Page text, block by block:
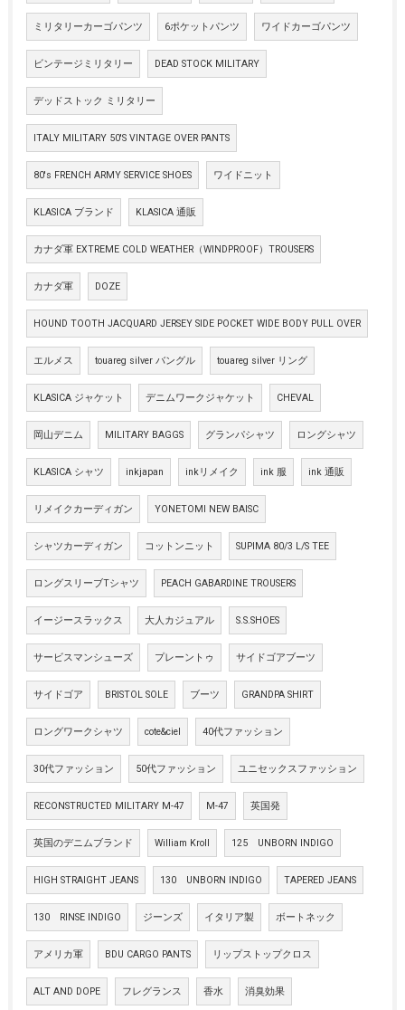
ミリタリーカーゴパンツ 6ポケットパンツ ワイドカーゴパンツ
ビンテージミリタリー DEAD STOCK MILITARY
デッドストック ミリタリー
ITALY MILITARY 50'S VINTAGE OVER PANTS
80's FRENCH ARMY SERVICE SHOES ワイドニット
KLASICA ブランド KLASICA 通販
カナダ軍 EXTREME COLD WEATHER（WINDPROOF）TROUSERS
カナダ軍 DOZE
HOUND TOOTH JACQUARD JERSEY SIDE POCKET WIDE BODY PULL OVER
エルメス touareg silver バングル touareg silver リング
KLASICA ジャケット デニムワークジャケット CHEVAL
岡山デニム MILITARY BAGGS グランパシャツ ロングシャツ
KLASICA シャツ inkjapan inkリメイク ink 服 ink 通販
リメイクカーディガン YONETOMI NEW BAISC
シャツカーディガン コットンニット SUPIMA 80/3 L/S TEE
ロングスリーブTシャツ PEACH GABARDINE TROUSERS
イージースラックス 大人カジュアル S.S.SHOES
サービスマンシューズ プレーントゥ サイドゴアブーツ
サイドゴア BRISTOL SOLE ブーツ GRANDPA SHIRT
ロングワークシャツ cote&ciel 40代ファッション
30代ファッション 50代ファッション ユニセックスファッション
RECONSTRUCTED MILITARY M-47 M-47 英国発
英国のデニムブランド William Kroll 125 UNBORN INDIGO
HIGH STRAIGHT JEANS 130 UNBORN INDIGO TAPERED JEANS
130 RINSE INDIGO ジーンズ イタリア製 ボートネック
アメリカ軍 BDU CARGO PANTS リップストップクロス
ALT AND DOPE フレグランス 香水 消臭効果